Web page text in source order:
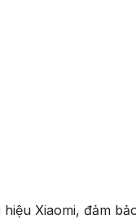
Xiaomi, đảm